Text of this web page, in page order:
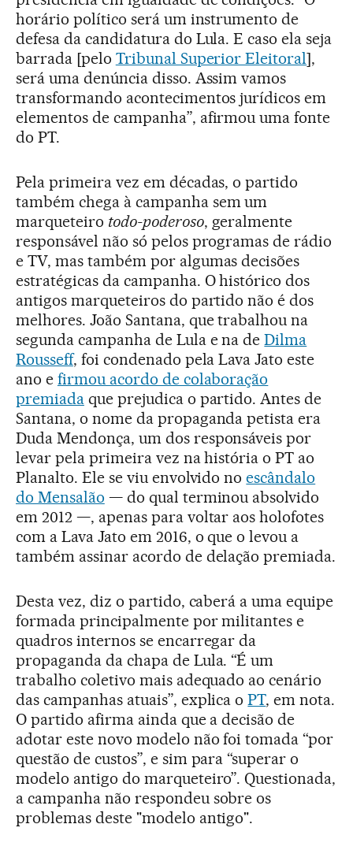
horário político será um instrumento de
defesa da candidatura do Lula. E caso ela seja
barrada [pelo Tribunal Superior Eleitoral],
será uma denúncia disso. Assim vamos
transformando acontecimentos jurídicos em
elementos de campanha”, afirmou uma fonte
do PT.
Pela primeira vez em décadas, o partido
também chega à campanha sem um
marqueteiro todo-poderoso, geralmente
responsável não só pelos programas de rádio
e TV, mas também por algumas decisões
estratégicas da campanha. O histórico dos
antigos marqueteiros do partido não é dos
melhores. João Santana, que trabalhou na
segunda campanha de Lula e na deDilma
Rousseff, foi condenado pela Lava Jato este
ano e firmou acordo de colaboração
premiadaque prejudica o partido. Antes de
Santana, o nome da propaganda petista era
Duda Mendonça, um dos responsáveis por
levar pela primeira vez na história o PT ao
Planalto. Ele se viu envolvido noescândalo
do Mensalão — do qual terminou absolvido
em 2012 —, apenas para voltar aos holofotes
com a Lava Jato em 2016, o que o levou a
também assinar acordo de delação premiada.
Desta vez, diz o partido, caberá a uma equipe
formada principalmente por militantes e
quadros internos se encarregar da
propaganda da chapa de Lula. “É um
trabalho coletivo mais adequado ao cenário
das campanhas atuais”, explica oPT, em nota.
O partido afirma ainda que a decisão de
adotar este novo modelo não foi tomada “por
questão de custos”, e sim para “superar o
modelo antigo do marqueteiro”. Questionada,
a campanha não respondeu sobre os
problemas deste "modelo antigo".